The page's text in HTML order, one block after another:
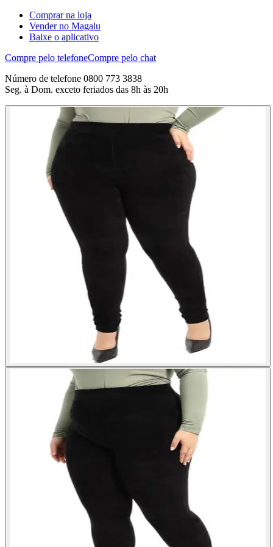
Comprar na loja
Vender no Magalu
Baixe o aplicativo
Compre pelo telefoneCompre pelo chat
Número de telefone 0800 773 3838
Seg. à Dom. exceto feriados das 8h às 20h